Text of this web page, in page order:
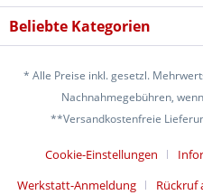
Beliebte Kategorien
* Alle Preise inkl. gesetzl.
Nachnahmegebühren,
**Versandkostenfreie
Cookie-Einstellungen
Werkstatt-Anmeldung
Rückruf